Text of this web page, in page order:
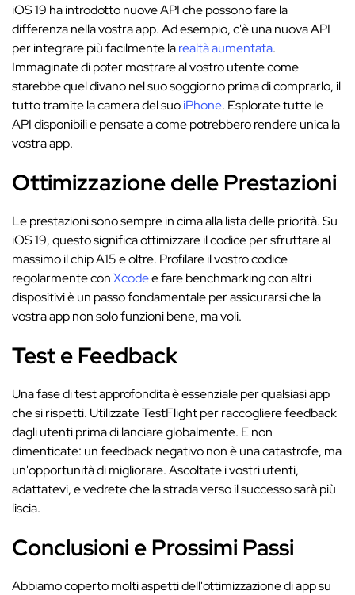
iOS 19 ha introdotto nuove API che possono fare la
differenza nella vostra app. Ad esempio, c'è una nuova API
per integrare più facilmente larealtà aumentata.
Immaginate di poter mostrare al vostro utente come
starebbe quel divano nel suo soggiorno prima di comprarlo, il
tutto tramite la camera del suoiPhone. Esplorate tutte le
API disponibili e pensate a come potrebbero rendere unica la
vostra app.
Ottimizzazione delle Prestazioni
Le prestazioni sono sempre in cima alla lista delle priorità. Su
iOS 19, questo significa ottimizzare il codice per sfruttare al
massimo il chip A15 e oltre. Profilare il vostro codice
regolarmente conXcodee fare benchmarking con altri
dispositivi è un passo fondamentale per assicurarsi che la
vostra app non solo funzioni bene, ma voli.
Test e Feedback
Una fase di test approfondita è essenziale per qualsiasi app
che si rispetti. Utilizzate TestFlight per raccogliere feedback
dagli utenti prima di lanciare globalmente. E non
dimenticate: un feedback negativo non è una catastrofe, ma
un'opportunità di migliorare. Ascoltate i vostri utenti,
adattatevi, e vedrete che la strada verso il successo sarà più
liscia.
Conclusioni e Prossimi Passi
Abbiamo coperto molti aspetti dell'ottimizzazione di app su